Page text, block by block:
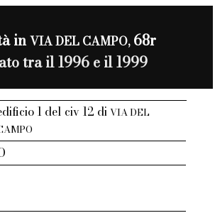
inVIA DEL CAMPO,68r
tra il 1996 e il 1999
1 del civ 12 diVIA DEL